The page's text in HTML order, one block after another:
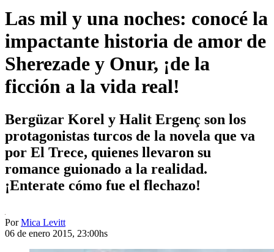
Las mil y una noches: conocé la
impactante historia de amor de
Sherezade y Onur, ¡de la
ficción a la vida real!
Bergüzar Korel y Halit Ergenç son los
protagonistas turcos de la novela que va
por El Trece, quienes llevaron su
romance guionado a la realidad.
¡Enterate cómo fue el flechazo!
PorMica Levitt
06 de enero 2015, 23:00hs